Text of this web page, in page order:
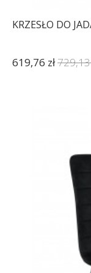
KRZESŁO DO
619,76 zł